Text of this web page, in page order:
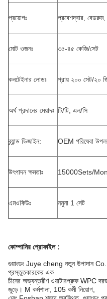
প্রয়োগঃ প্রবেশদ্বার,
মোট ওজনঃ ৩৫-৪৫ কেজি/সেট
কনটেইনার লোডঃ প্রায় ২০০ সেট/২০
অর্থ প্রদানের মেয়াদঃ টি/টি, এল/সি
ব্র্যান্ড ডিজাইন: OEM পরিষেবা
উৎপাদন ক্ষমতাঃ 15000Sets/
এমওকিউঃ নমুনা 1 সেট
কোম্পানির প্রোফাইল :
গুয়াংডং Juye cheng নতুন উপাদান Co.,
প্রস্তুতকারকের এক
চীনের অভ্যন্তরীণ ওয়াটারপ্রুফ WPC
জুড়ে। M কর্মশালা, 105 কর্মী নিয়োগ,